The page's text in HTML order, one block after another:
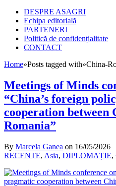
DESPRE ASAGRI
Echipa editorială
PARTENERI
Politică de confidențialitate
CONTACT
Home»Posts tagged with»China-
Meetings of Minds
“China’s foreign
cooperation between
Romania”
By Marcela Ganea on 16/05/2026
RECENTE, Asia, DIPLOMAȚIE,